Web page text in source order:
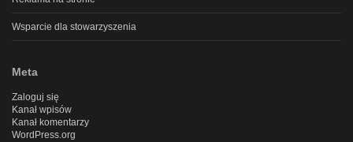
Wsparcie dla stowarzyszenia
Meta
Zaloguj się
Kanał wpisów
Kanał komentarzy
WordPress.org